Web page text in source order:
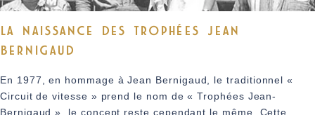
LA NAISSANCE DES TROPHÉES JEAN
BERNIGAUD
En 1977, en hommage à Jean Bernigaud, le traditionnel «
Circuit de vitesse » prend le nom de « Trophées Jean-
Bernigaud », le concept reste cependant le même. Cette